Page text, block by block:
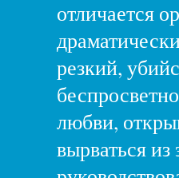
отличается
резкий,
любви,
вырваться